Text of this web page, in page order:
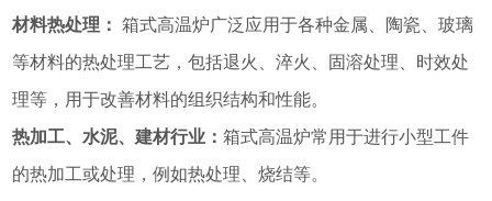
材料热处理： 箱式高温炉广泛应用于各种金属、陶瓷、玻璃
等材料的热处理工艺，包括退火、淬火、固溶处理、时效处
理等，用于改善材料的组织结构和性能。
热加工、水泥、建材行业：箱式高温炉常用于进行小型工件
的热加工或处理，例如热处理、烧结等。